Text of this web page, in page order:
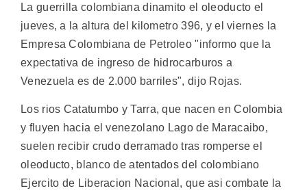
La guerrilla colombiana dinamito el oleoducto el
jueves, a la altura del kilometro 396, y el viernes la
Empresa Colombiana de Petroleo "informo que la
expectativa de ingreso de hidrocarburos a
Venezuela es de 2.000 barriles", dijo Rojas.
Los rios Catatumbo y Tarra, que nacen en Colombia
y fluyen hacia el venezolano Lago de Maracaibo,
suelen recibir crudo derramado tras romperse el
oleoducto, blanco de atentados del colombiano
Ejercito de Liberacion Nacional, que asi combate la